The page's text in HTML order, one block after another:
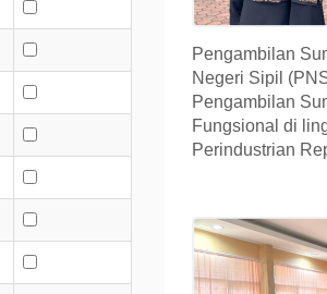
Pengambilan
Negeri Sipil
Pengambilan
Fungsional di
Perindustrian